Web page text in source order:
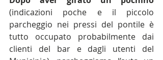
(indicazioni poche e il piccolo
parcheggio nei pressi del pontile è
tutto occupato probabilmente dai
clienti del bar e dagli utenti del